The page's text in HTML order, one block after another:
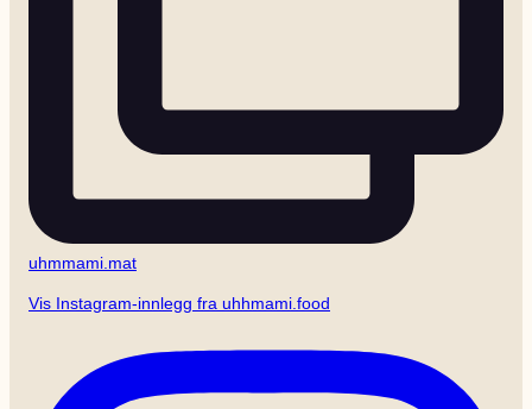
uhmmami.mat
Vis Instagram-innlegg fra uhhmami.food